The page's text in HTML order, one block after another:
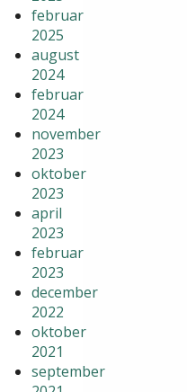
februar
2025
august
2024
februar
2024
november
2023
oktober
2023
april
2023
februar
2023
december
2022
oktober
2021
september